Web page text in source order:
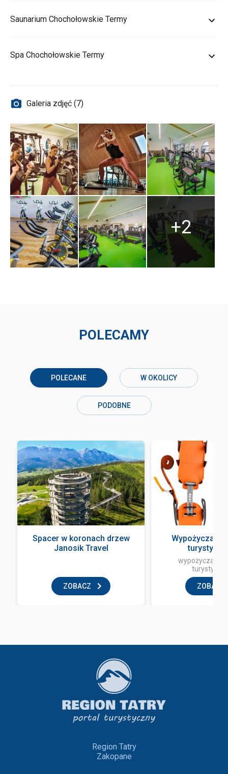
Saunarium Chochołowskie Termy
Spa Chochołowskie Termy
Galeria zdjęć (7)
+2
POLECAMY
POLECANE W OKOLICY
PODOBNE
Spacer w koronach drzew
Janosik Travel
ZOBACZ
wypożyczalnia
ZOBACZ
Region Tatry
Zakopane